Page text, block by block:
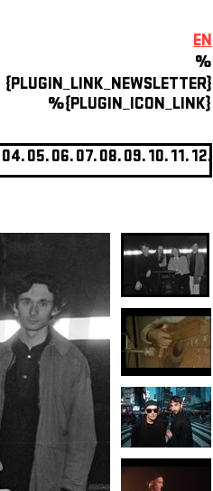
EN
%
{PLUGIN_LINK_NEWSLETTER}
%{PLUGIN_ICON_LINK}
04.05.06.07.08.09.10.11.12.